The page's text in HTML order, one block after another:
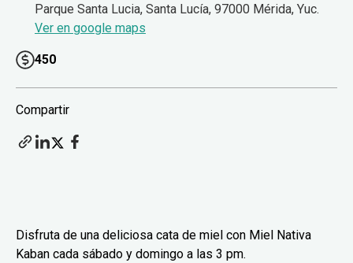
Parque Santa Lucia, Santa Lucía, 97000 Mérida, Yuc.
Ver en google maps
450
Compartir
Disfruta de una deliciosa cata de miel con Miel Nativa
Kaban cada sábado y domingo a las 3 pm.